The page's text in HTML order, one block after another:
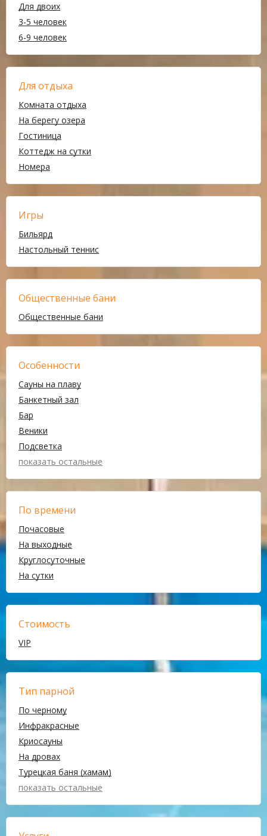
Для двоих
3-5 человек
6-9 человек
Для отдыха
Комната отдыха
На берегу озера
Гостиница
Коттедж на сутки
Номера
Игры
Бильярд
Настольный теннис
Общественные бани
Общественные бани
Особенности
Сауны на плаву
Банкетный зал
Бар
Веники
Подсветка
показать остальные
По времени
Почасовые
На выходные
Круглосуточные
На сутки
Стоимость
VIP
Тип парной
По черному
Инфракрасные
Криосауны
На дровах
Турецкая баня (хамам)
показать остальные